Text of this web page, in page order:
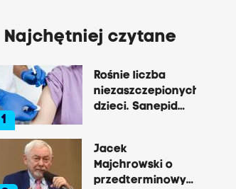
Najchętniej czytane
1
Rośnie liczba
niezaszczepionych
dzieci. Sanepid
jego pracy
Jacek
Majchrowski o
przedterminowych